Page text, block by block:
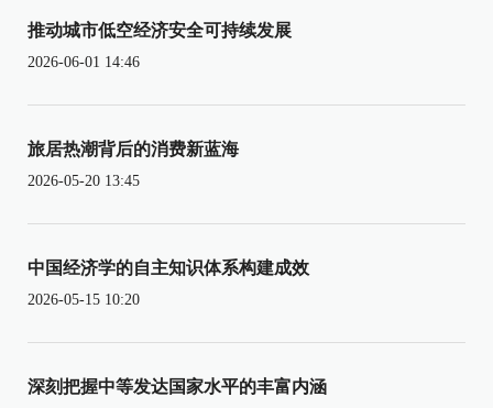
推动城市低空经济安全可持续发展
2026-06-01 14:46
旅居热潮背后的消费新蓝海
2026-05-20 13:45
中国经济学的自主知识体系构建成效
2026-05-15 10:20
深刻把握中等发达国家水平的丰富内涵